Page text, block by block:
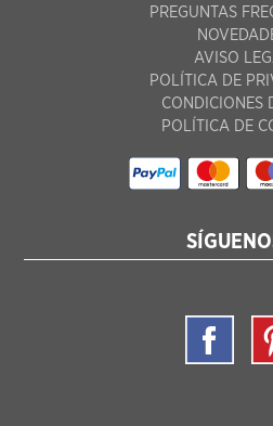
PREGUNTAS
AVISO
POLÍTICA DE
CONDICIONES
POLÍTICA DE